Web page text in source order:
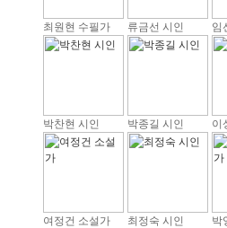
최원현 수필가 류금선 시인 임
박찬현 시인 박종길 시인 이
여정건 소설가 최정숙 시인 박